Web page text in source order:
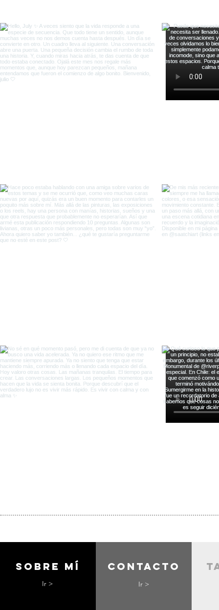
Sobre mí
Ir >
contacto
Ir >